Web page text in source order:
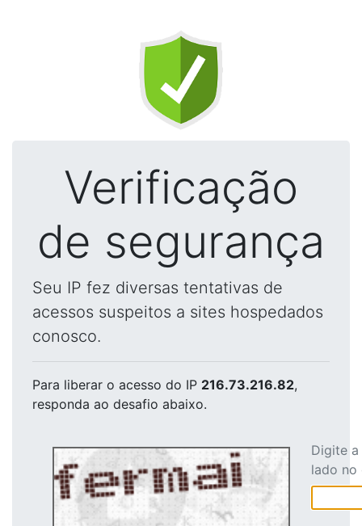
Verificação
de segurança
Seu IP fez diversas tentativas de
acessos suspeitos a sites hospedados
conosco.
Para liberar o acesso do IP 216.73.216.82,
responda ao desafio abaixo.
Digite
lado no